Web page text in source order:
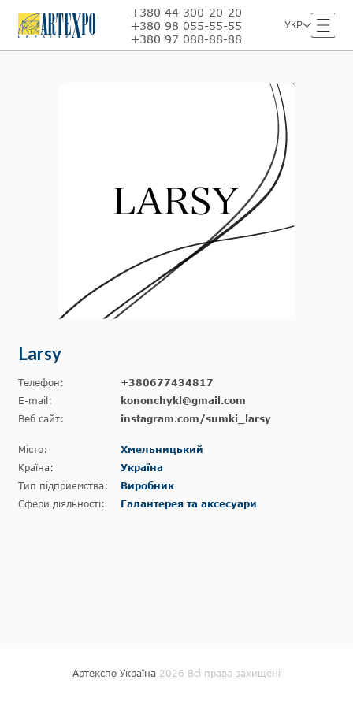
+380 44 300-20-20
+380 98 055-55-55
+380 97 088-88-88
УКР
Larsy
Телефон:
+380677434817
E-mail:
kononchykl@gmail.com
Веб сайт:
instagram.com/sumki_larsy
Місто:
Хмельницький
Країна:
Україна
Тип підприємства:
Виробник
Сфери діяльності:
Галантерея та аксесуари
Артекспо Україна 2026 Всі права захищені